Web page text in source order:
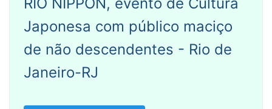
RIO NIPPON, evento de Cultura
Japonesa com público maciço
de não descendentes - Rio de
Janeiro-RJ